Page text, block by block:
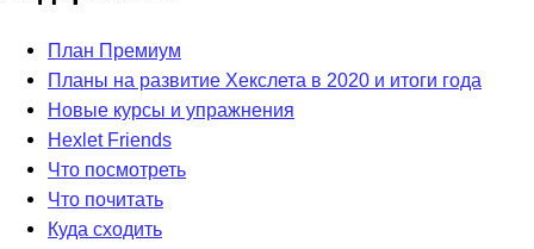
План Премиум
Планы на развитие Хекслета в 2020 и итоги года
Новые курсы и упражнения
Hexlet Friends
Что посмотреть
Что почитать
Куда сходить